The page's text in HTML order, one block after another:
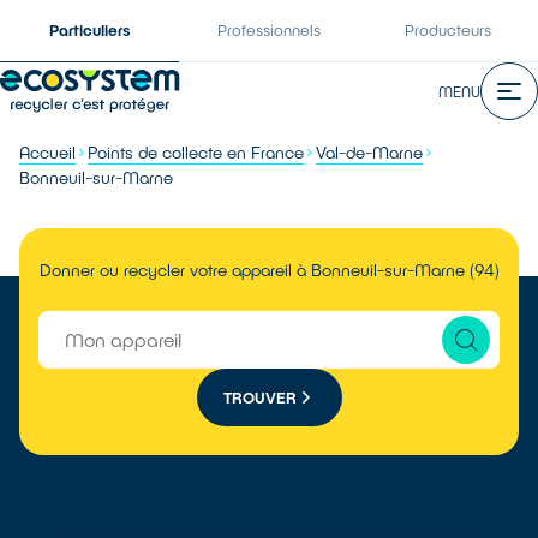
Particuliers Professionnels Producteurs
MENU
Accueil Points de collecte en France Val-de-Marne
Bonneuil-sur-Marne
Donner ou recycler votre appareil à Bonneuil-sur-Marne (94)
TROUVER